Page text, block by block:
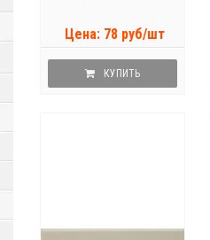
Цена: 78 руб/шт
КУПИТЬ